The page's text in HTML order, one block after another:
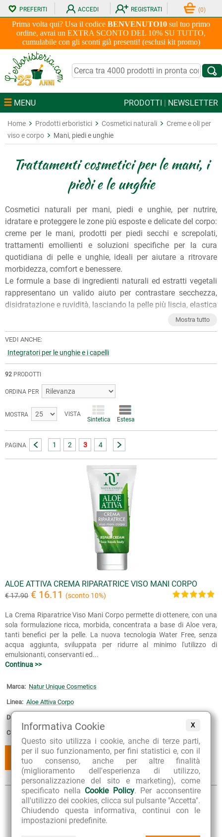
X
Informativa Cookie
Questo sito utilizza i cookie, anche di terze parti,
per il suo funzionamento, per fini statistici e, con il
tuo consenso, anche per altre finalità
(miglioramento dell'esperienza di utilizzo,
personalizzazione del sito e marketing), come
specificato nella Cookie Policy. Per acconsentire
all'utilizzo dei cookies, clicca sul pulsante "Accetta".
Chiudendo questa informativa, continui con le
impostazioni predefinite.
Prima volta qui? Usa il codice BENVENUTO10 sul tuo primo
ordine, avrai un EXTRA SCONTO DEL 10% SU TUTTO,
cumulabile con gli sconti già presenti! (esclusi kit promo)
PREFERITI ACCEDI REGISTRATI (0)
MENU PRODOTTI | NEWSLETTER
Home Prodotti erboristici Cosmetici naturali
Creme e oli per
viso e corpo
Mani, piedi e unghie
Trattamenti cosmetici per le mani, i
piedi e le unghie
Cosmetici naturali per mani, piedi e unghie, per nutrire,
idratare e proteggere le zone più esposte e delicate del corpo:
creme per le mani, prodotti per piedi secchi e screpolati,
trattamenti emollienti e soluzioni specifiche per la cura
quotidiana di pelle e unghie, ideali per aiutare a ritrovare
morbidezza, comfort e benessere.
Le formule a base di ingredienti naturali ed estratti vegetali
rappresentano un valido aiuto per contrastare secchezza,
disidratazione e ruvidità, lasciando la pelle più liscia, elastica
chiedere ai nostri erboristi una
impegno. Per ulteriori informazioni, inoltre, puoi consultare
gliArticoli di approfondimentosul nostro blog.
Mostra tutto
VEDI ANCHE:
Integratori per le unghie e i capelli
92 PRODOTTI
ORDINA PER
MOSTRA VISTA
Sintetica Estesa
PAGINA 1 2 3 4
ALOE ATTIVA CREMA RIPARATRICE VISO MANI CORPO
€ 17.90 € 16.11 (sconto 10%)
La Crema Riparatrice Viso Mani Corpo permette di ottenere, con una
sola formulazione ricca, morbida, concentrata a base di Aloe vera,
tanti benefici per la pelle. La nuova tecnologia Water Free, senza
acqua aggiunta, sviluppata per ridurre al minimo l'utilizzo di
emulsionanti, conservanti ed...
Continua >>
Marca: Natur Unique Cosmetics
Linea: Aloe Attiva Corpo
Disponibilità:
Confezione: 150 ml
AGGIUNGI
AL CESTINO
AGGIUNGI
AI PREFERITI